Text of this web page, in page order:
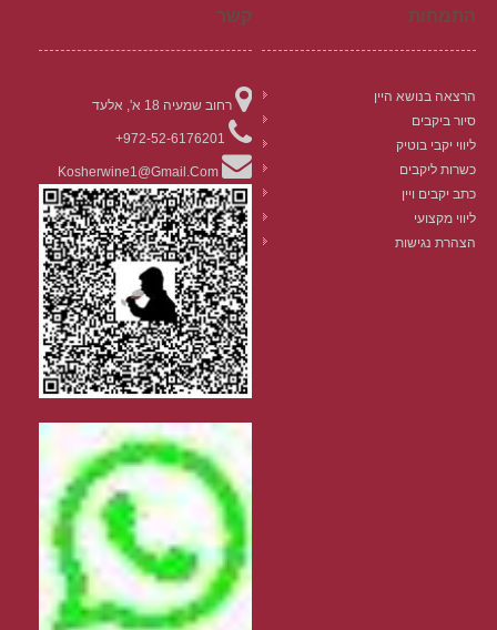
התמחות
הרצאה בנושא היין
סיור ביקבים
ליווי יקבי בוטיק
כשרות ליקבים
כתב יקבים ויין
ליווי מקצועי
הצהרת נגישות
קשר
רחוב שמעיה 18 א', אלעד
972-52-6176201+
Kosherwine1@gmail.com